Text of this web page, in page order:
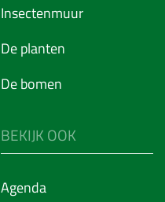
Insectenmuur
De planten
De bomen
BEKIJK OOK
Agenda